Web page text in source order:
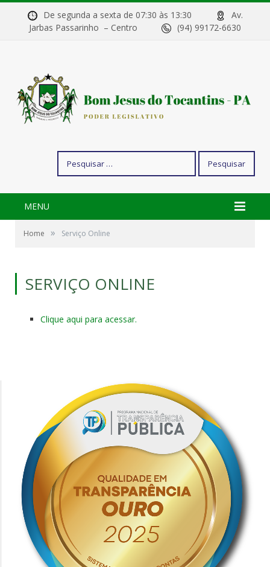
De segunda a sexta de 07:30 às 13:30
Av.
Jarbas Passarinho – Centro
(94) 99172-6630
por:
MENU
Home » Serviço Online
SERVIÇO ONLINE
Clique aqui para acessar.